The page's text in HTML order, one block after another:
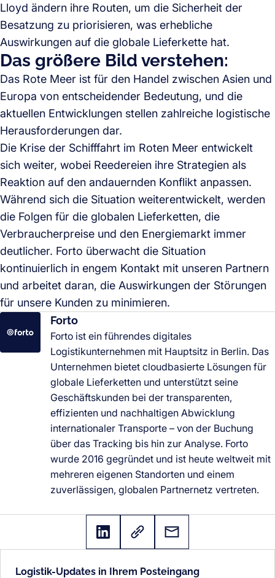
Lloyd ändern ihre Routen, um die Sicherheit der
Besatzung zu priorisieren, was erhebliche
Auswirkungen auf die globale Lieferkette hat.
Das größere Bild verstehen:
Das Rote Meer ist für den Handel zwischen Asien und
Europa von entscheidender Bedeutung, und die
aktuellen Entwicklungen stellen zahlreiche logistische
Herausforderungen dar.
Die Krise der Schifffahrt im Roten Meer entwickelt
sich weiter, wobei Reedereien ihre Strategien als
Reaktion auf den andauernden Konflikt anpassen.
Während sich die Situation weiterentwickelt, werden
die Folgen für die globalen Lieferketten, die
Verbraucherpreise und den Energiemarkt immer
deutlicher. Forto überwacht die Situation
kontinuierlich in engem Kontakt mit unseren Partnern
und arbeitet daran, die Auswirkungen der Störungen
für unsere Kunden zu minimieren.
Forto
Forto ist ein führendes digitales
Logistikunternehmen mit Hauptsitz in Berlin. Das
Unternehmen bietet cloudbasierte Lösungen für
globale Lieferketten und unterstützt seine
Geschäftskunden bei der transparenten,
effizienten und nachhaltigen Abwicklung
internationaler Transporte – von der Buchung
über das Tracking bis hin zur Analyse. Forto
wurde 2016 gegründet und ist heute weltweit mit
mehreren eigenen Standorten und einem
zuverlässigen, globalen Partnernetz vertreten.
Logistik-Updates in Ihrem Posteingang